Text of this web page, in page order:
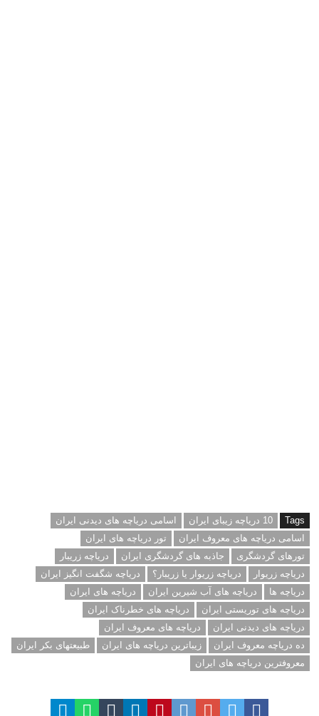
Tags 10 دریاچه زیبای ایران
اسامی دریاچه های دیدنی ایران
اسامی دریاچه های معروف ایران
تور دریاچه های ایران
تورهای گردشگری
جاذبه های گردشگری ایران
دریاچه زریبار
دریاچه زریوار
دریاچه زریوار یا زریبار؟
دریاچه شگفت انگیز ایران
دریاچه ها
دریاچه های آب شیرین ایران
دریاچه های ایران
دریاچه های توریستی ایران
دریاچه های خطرناک ایران
دریاچه های دیدنی ایران
دریاچه های معروف ایران
ده دریاچه معروف ایران
زیباترین دریاچه های ایران
طبیعتهای بکر ایران
معروفترین دریاچه های ایران